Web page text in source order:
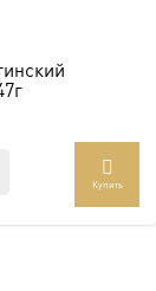
Купить